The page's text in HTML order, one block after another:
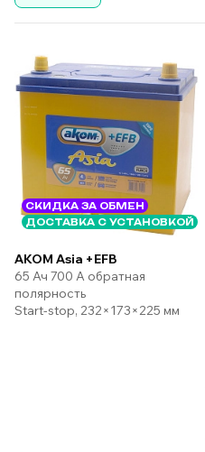
СКИДКА ЗА ОБМЕН
ДОСТАВКА С УСТАНОВКОЙ
AKOM Asia +EFB
65 Ач 700 А обратная
полярность
Start-stop, 232×173×225 мм